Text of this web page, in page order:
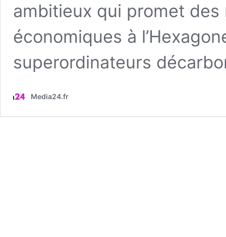
ambitieux qui promet des
économiques à
superordinateurs
Media24.fr